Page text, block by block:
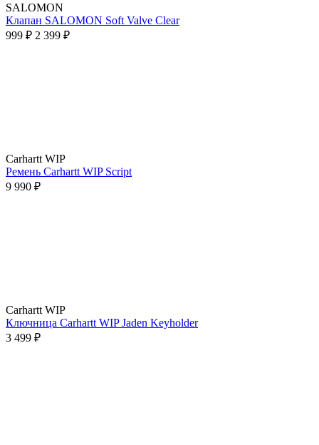
SALOMON
Клапан SALOMON Soft Valve Clear
999 ₽ 2 399 ₽
Carhartt WIP
Ремень Carhartt WIP Script
9 990 ₽
Carhartt WIP
Ключница Carhartt WIP Jaden Keyholder
3 499 ₽